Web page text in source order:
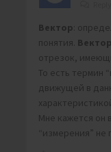
Вектор :
понятия. Вектор
отрезок,
То есть термин
движущей в
Мне кажется он
“измерения” не